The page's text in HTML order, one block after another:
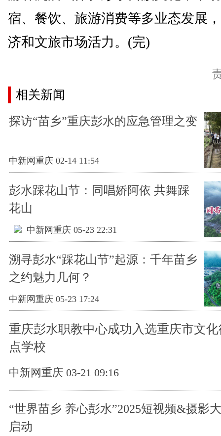
宿、餐饮、旅游消费等多业态发展
济和文旅市场活力。(完)
相关新闻
探访“苗乡”重庆彭水的应急管理之变
中新网重庆 02-14 11:54
彭水踩花山节：同唱娇阿依 共舞踩
花山
中新网重庆 05-23 22:31
溯寻彭水“踩花山节”起源：千年苗乡
之约魅力几何？
中新网重庆 05-23 17:24
重庆彭水职教中心成功入选重庆市文
点学校
中新网重庆 03-21 09:16
“世界苗乡 养心彭水”2025短视频&摄影
启动